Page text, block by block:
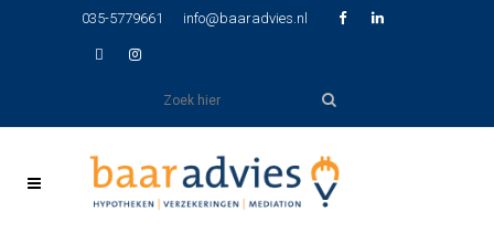
035-5779661 info@baaradvies.nl